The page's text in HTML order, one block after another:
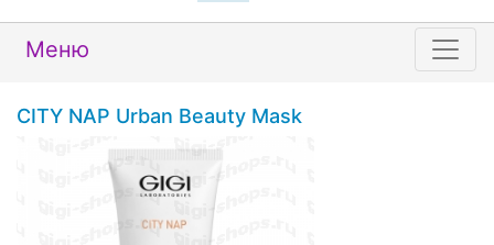
Меню
CITY NAP Urban Beauty Mask